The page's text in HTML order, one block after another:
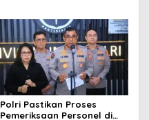
Polri Pastikan Proses
Pemeriksaan Personel di